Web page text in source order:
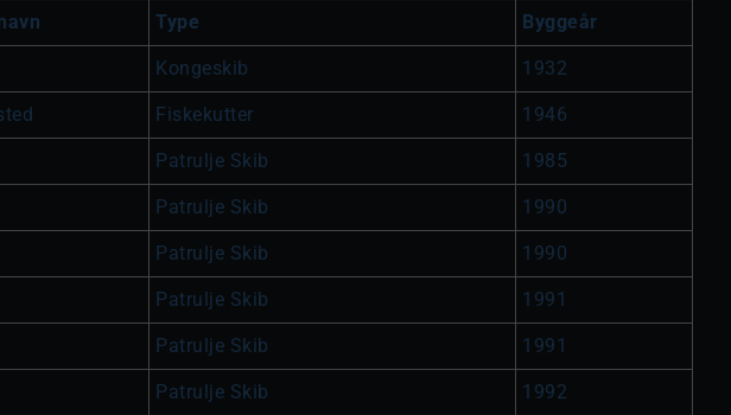
Type Byggeår
Kongeskib 1932
Fiskekutter 1946
Patrulje Skib 1985
Patrulje Skib 1990
Patrulje Skib 1990
Patrulje Skib 1991
Patrulje Skib 1991
Patrulje Skib 1992